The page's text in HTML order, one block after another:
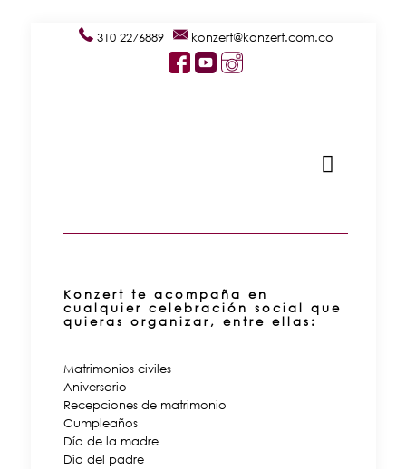
310 2276889 konzert@konzert.com.co
Konzert te acompaña en
cualquier celebración social que
quieras organizar, entre ellas:
Matrimonios civiles
Aniversario
Recepciones de matrimonio
Cumpleaños
Día de la madre
Día del padre